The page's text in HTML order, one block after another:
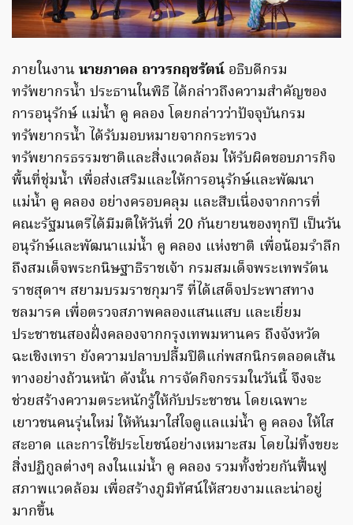
​ภายในงานนายภาดล ถาวรกฤชรัตน์ อธิบดีกรม
ทรัพยากรน้ำ ประธานในพิธี ได้กล่าวถึงความสำคัญของ
การอนุรักษ์ แม่น้ำ คู คลอง โดยกล่าวว่าปัจจุบันกรม
ทรัพยากรน้ำ ได้รับมอบหมายจากกระทรวง
ทรัพยากรธรรมชาติและสิ่งแวดล้อม ให้รับผิดชอบภารกิจ
พื้นที่ชุ่มน้ำ เพื่อส่งเสริมและให้การอนุรักษ์และพัฒนา
แม่น้ำ คู คลอง อย่างครอบคลุม และสืบเนื่องจากการที่
คณะรัฐมนตรีได้มีมติให้วันที่ 20 กันยายนของทุกปี เป็นวัน
อนุรักษ์และพัฒนาแม่น้ำ คู คลอง แห่งชาติ เพื่อน้อมรำลึก
ถึงสมเด็จพระกนิษฐาธิราชเจ้า กรมสมเด็จพระเทพรัตน
ราชสุดาฯ สยามบรมราชกุมารี ที่ได้เสด็จประพาสทาง
ชลมารค เพื่อตรวจสภาพคลองแสนแสบ และเยี่ยม
ประชาชนสองฝั่งคลองจากกรุงเทพมหานคร ถึงจังหวัด
ฉะเชิงเทรา ยังความปลาบปลื้มปิติแก่พสกนิกรตลอดเส้น
ทางอย่างถ้วนหน้า ดังนั้น การจัดกิจกรรมในวันนี้ จึงจะ
ช่วยสร้างความตระหนักรู้ให้กับประชาชน โดยเฉพาะ
เยาวชนคนรุ่นใหม่ ให้หันมาใส่ใจดูแลแม่น้ำ คู คลอง ให้ใส
สะอาด และการใช้ประโยชน์อย่างเหมาะสม โดยไม่ทิ้งขยะ
สิ่งปฏิกูลต่างๆ ลงในแม่น้ำ คู คลอง รวมทั้งช่วยกันฟื้นฟู
สภาพแวดล้อม เพื่อสร้างภูมิทัศน์ให้สวยงามและน่าอยู่
มากขึ้น